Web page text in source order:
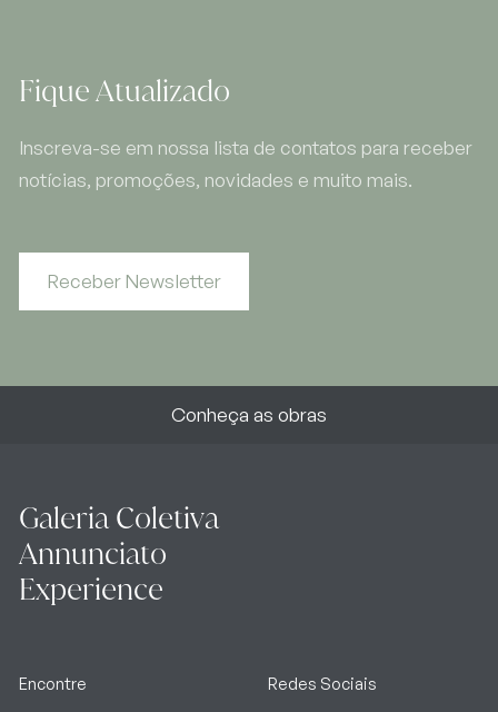
Fique Atualizado
Inscreva-se em nossa lista de contatos para receber
notícias, promoções, novidades e muito mais.
Receber Newsletter
Conheça as obras
Galeria Coletiva
Annunciato
Experience
Encontre Redes Sociais